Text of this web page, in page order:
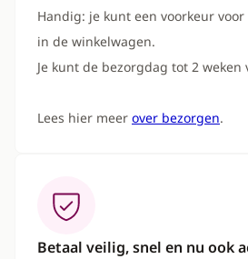
Handig: je kunt een voorkeur
in de winkelwagen.
Je kunt de bezorgdag tot 2
Lees hier meer over bezorgen.
Betaal veilig, snel en nu ook